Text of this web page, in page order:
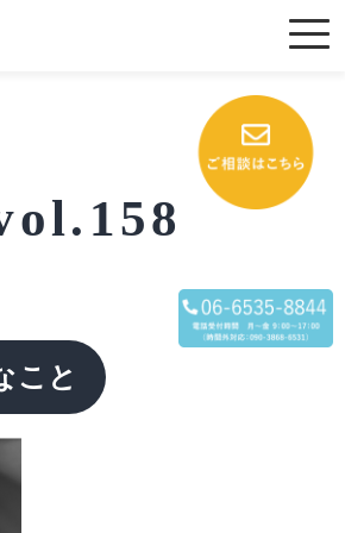
こと